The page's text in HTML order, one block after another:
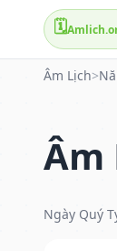
🗓️
Âm Lịch>
Âm
Ngày Quý